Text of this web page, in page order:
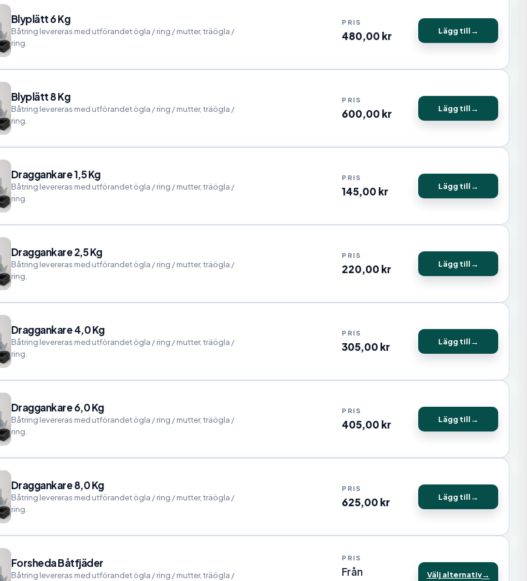
Blyplätt 6 Kg
Båtring levereras med utförandet ögla / ring / mutter, träögla /
ring.
480,00 kr Lägg till
Blyplätt 8 Kg
Båtring levereras med utförandet ögla / ring / mutter, träögla /
ring.
600,00 kr Lägg till
Draggankare 1,5 Kg
Båtring levereras med utförandet ögla / ring / mutter, träögla /
ring.
145,00 kr Lägg till
Draggankare 2,5 Kg
Båtring levereras med utförandet ögla / ring / mutter, träögla /
ring.
220,00 kr Lägg till
Draggankare 4,0 Kg
Båtring levereras med utförandet ögla / ring / mutter, träögla /
ring.
305,00 kr Lägg till
Draggankare 6,0 Kg
Båtring levereras med utförandet ögla / ring / mutter, träögla /
ring.
405,00 kr Lägg till
Draggankare 8,0 Kg
Båtring levereras med utförandet ögla / ring / mutter, träögla /
ring.
625,00 kr Lägg till
Forsheda Båtfjäder
Båtring levereras med utförandet ögla / ring / mutter, träögla /
Från
Välj alternativ